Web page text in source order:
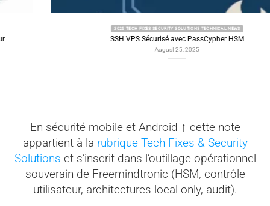
2025 TECH FIXES SECURITY SOLUTIONS TECHNICAL NEWS
SSH VPS Sécurisé avec PassCypher HSM
August 25, 2025
En sécurité mobile et Android ↑ cette note
appartient à la rubrique Tech Fixes & Security
Solutions et s’inscrit dans l’outillage opérationnel
souverain de Freemindtronic (HSM, contrôle
utilisateur, architectures local-only, audit).